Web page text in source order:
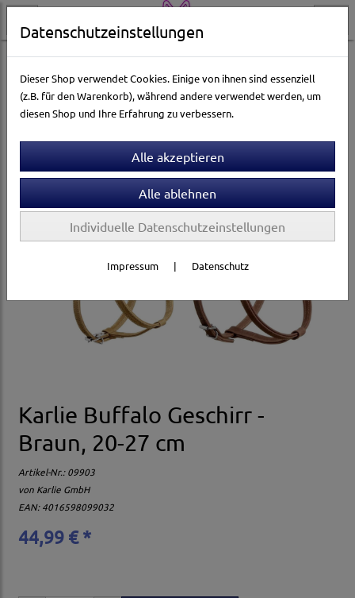
Hundewelt Halsbänder & Leinen Hundegeschirre
Karlie Buffalo Geschirr -
Braun, 20-27 cm
Artikel-Nr.:09903
von Karlie GmbH
EAN: 4016598099032
44,99 € *
Datenschutzeinstellungen
Dieser Shop verwendet Cookies. Einige von ihnen sind essenziell
(z.B. für den Warenkorb), während andere verwendet werden, um
diesen Shop und Ihre Erfahrung zu verbessern.
Individuelle Datenschutzeinstellungen
Impressum | Datenschutz